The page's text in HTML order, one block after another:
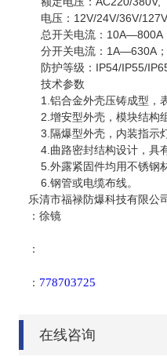
电压：12V/24V/36V/127V/
总开关电流：10A—800A
分开关电流：1A—630A；
防护等级：IP54/IP55/IP65
技术参数
1.铝合金外壳压铸成型，表
2.增安型外壳，模块结构组
3.隔爆型外壳，内装指示灯
4.曲路密封结构设计，具有
5.外露紧固件均用不锈钢材
6.钢管或电缆布线。
乐清市福禄防爆科技有限公
：徐镜
：
： 778703725
在线咨询